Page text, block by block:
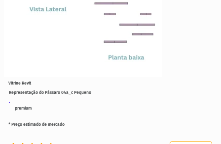
premium
Representação do Pássaro 04a_c Pequeno
* Preço estimado de mercado
Vitrine Revit